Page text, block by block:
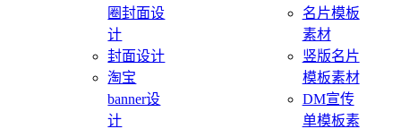
圈封面设
计
封面设计
淘宝
banner设
计
名片模板
素材
竖版名片
模板素材
DM宣传
单模板素